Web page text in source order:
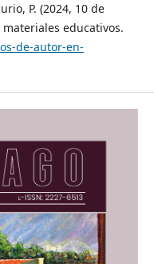
P. (2024, 10 de
educativos.
de-autor-en-